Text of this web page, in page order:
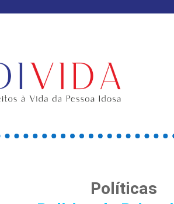
Políticas